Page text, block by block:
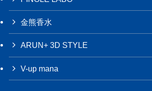
金熊香水
ARUN+ 3D STYLE
V-up mana